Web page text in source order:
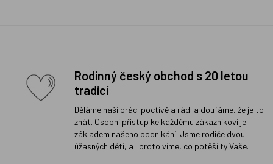
Rodinný český obchod s 20 letou
tradicí
Děláme naši práci poctivě a rádi a doufáme, že je to
znát. Osobní přístup ke každému zákazníkovi je
základem našeho podnikání. Jsme rodiče dvou
úžasných dětí, a i proto víme, co potěší ty Vaše.